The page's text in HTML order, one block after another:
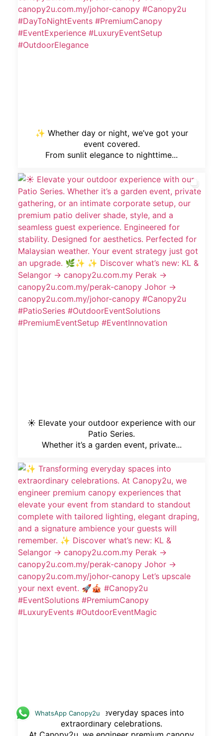
✨ Whether day or night, we’ve got your
event covered.
From sunlit elegance to nighttime...
☀️ Elevate your outdoor experience with our
Patio Series.
Whether it’s a garden event, private...
✨ Transforming everyday spaces into
extraordinary celebrations.
WhatsApp Canopy2u